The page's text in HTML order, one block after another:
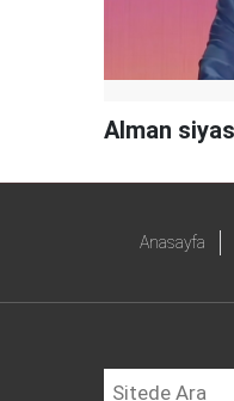
Alman
Anasayfa